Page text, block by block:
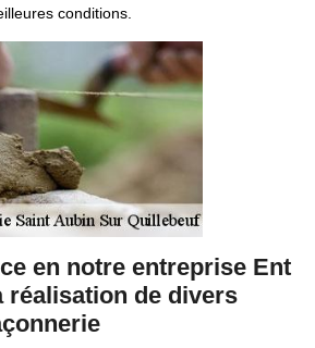
conditions.
en notre entreprise Ent
réalisation de divers